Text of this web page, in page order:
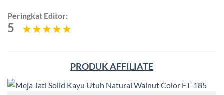
Peringkat Editor:
5
PRODUK AFFILIATE